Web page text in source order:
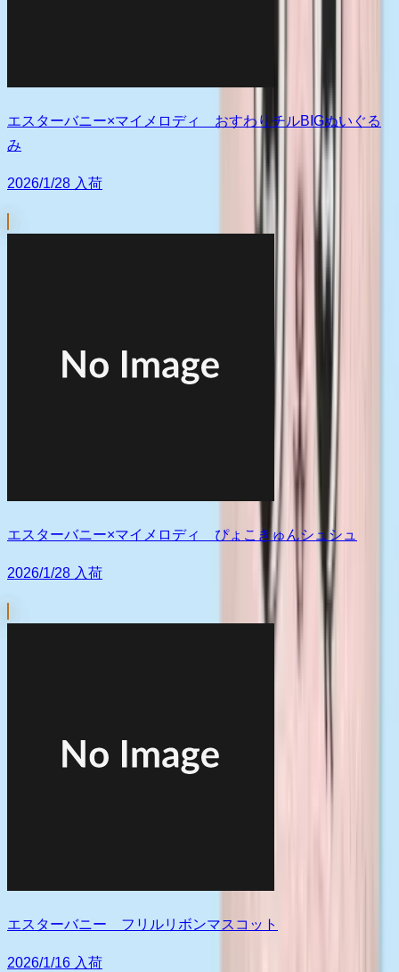
エスターバニー×マイメロディ おすわりチルBIGぬいぐる
み
2026/1/28 入荷
エスターバニー×マイメロディ ぴょこきゅんシュシュ
2026/1/28 入荷
エスターバニー フリルリボンマスコット
2026/1/16 入荷